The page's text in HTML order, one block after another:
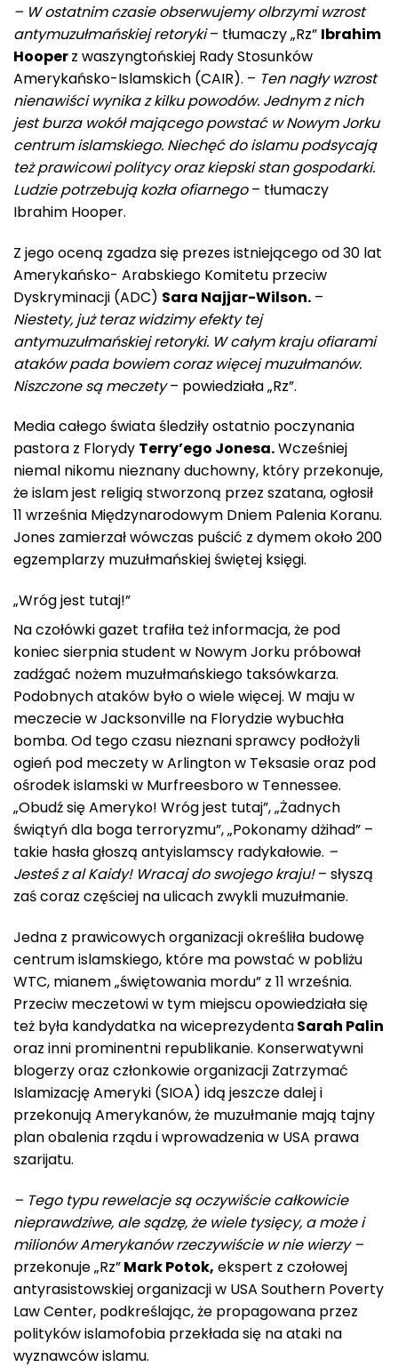
– W ostatnim czasie obserwujemy olbrzymi wzrost
antymuzułmańskiej retoryki– tłumaczy „Rz” Ibrahim
Hooperz waszyngtońskiej Rady Stosunków
Amerykańsko-Islamskich (CAIR). – Ten nagły wzrost
nienawiści wynika z kilku powodów. Jednym z nich
jest burza wokół mającego powstać w Nowym Jorku
centrum islamskiego. Niechęć do islamu podsycają
też prawicowi politycy oraz kiepski stan gospodarki.
Ludzie potrzebują kozła ofiarnego– tłumaczy
Ibrahim Hooper.
Z jego oceną zgadza się prezes istniejącego od 30 lat
Amerykańsko- Arabskiego Komitetu przeciw
Dyskryminacji (ADC) Sara Najjar-Wilson. –
Niestety, już teraz widzimy efekty tej
antymuzułmańskiej retoryki. W całym kraju ofiarami
ataków pada bowiem coraz więcej muzułmanów.
Niszczone są meczety– powiedziała „Rz”.
Media całego świata śledziły ostatnio poczynania
pastora z Florydy Terry’ego Jonesa.Wcześniej
niemal nikomu nieznany duchowny, który przekonuje,
że islam jest religią stworzoną przez szatana, ogłosił
11 września Międzynarodowym Dniem Palenia Koranu.
Jones zamierzał wówczas puścić z dymem około 200
egzemplarzy muzułmańskiej świętej księgi.
„Wróg jest tutaj!”
Na czołówki gazet trafiła też informacja, że pod
koniec sierpnia student w Nowym Jorku próbował
zadźgać nożem muzułmańskiego taksówkarza.
Podobnych ataków było o wiele więcej. W maju w
meczecie w Jacksonville na Florydzie wybuchła
bomba. Od tego czasu nieznani sprawcy podłożyli
ogień pod meczety w Arlington w Teksasie oraz pod
ośrodek islamski w Murfreesboro w Tennessee.
„Obudź się Ameryko! Wróg jest tutaj”, „Żadnych
świątyń dla boga terroryzmu”, „Pokonamy dżihad” –
takie hasła głoszą antyislamscy radykałowie. –
Jesteś z al Kaidy! Wracaj do swojego kraju!– słyszą
zaś coraz częściej na ulicach zwykli muzułmanie.
Jedna z prawicowych organizacji określiła budowę
centrum islamskiego, które ma powstać w pobliżu
WTC, mianem „świętowania mordu” z 11 września.
Przeciw meczetowi w tym miejscu opowiedziała się
też była kandydatka na wiceprezydentaSarah Palin
oraz inni prominentni republikanie. Konserwatywni
blogerzy oraz członkowie organizacji Zatrzymać
Islamizację Ameryki (SIOA) idą jeszcze dalej i
przekonują Amerykanów, że muzułmanie mają tajny
plan obalenia rządu i wprowadzenia w USA prawa
szarijatu.
– Tego typu rewelacje są oczywiście całkowicie
nieprawdziwe, ale sądzę, że wiele tysięcy, a może i
milionów Amerykanów rzeczywiście w nie wierzy –
przekonuje „Rz”Mark Potok, ekspert z czołowej
antyrasistowskiej organizacji w USA Southern Poverty
Law Center, podkreślając, że propagowana przez
polityków islamofobia przekłada się na ataki na
wyznawców islamu.